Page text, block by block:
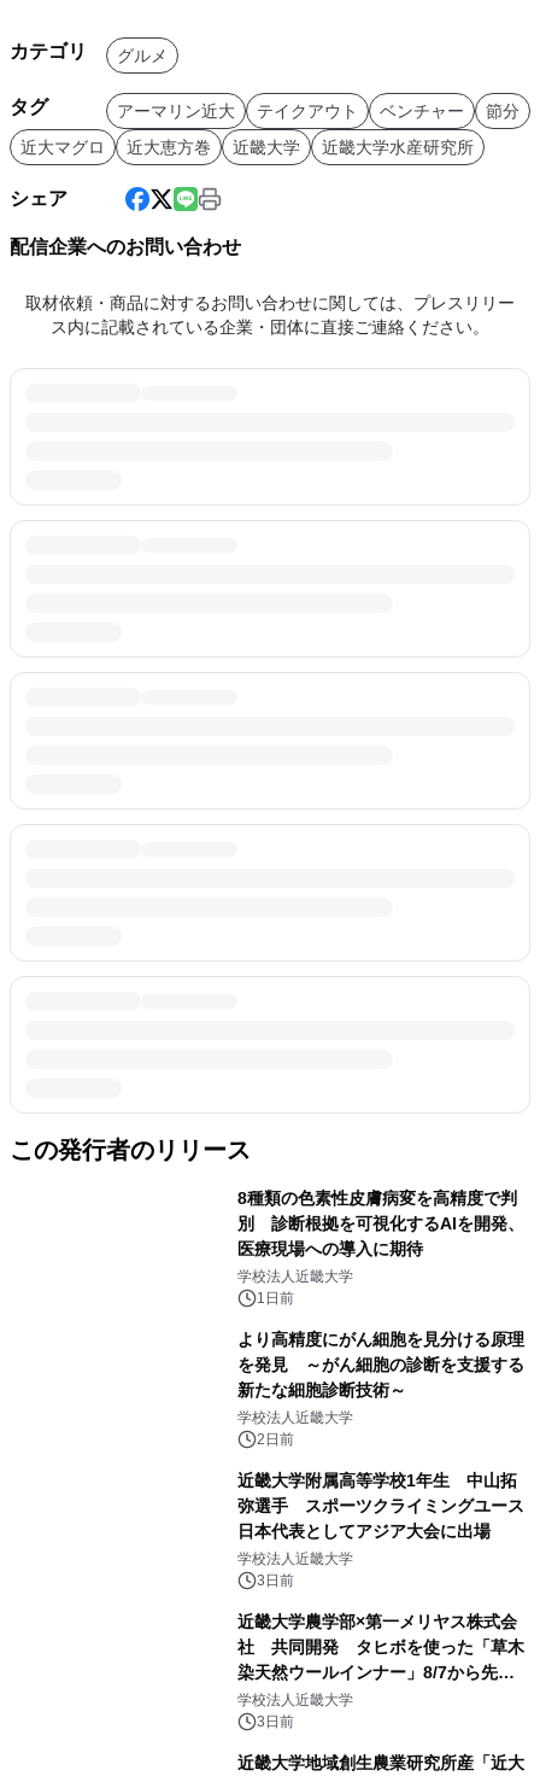
カテゴリ グルメ
タグ アーマリン近大 テイクアウト ベンチャー
節分
近大マグロ
近大恵方巻 近畿大学 近畿大学水産研究所
シェア
配信企業へのお問い合わせ
取材依頼・商品に対するお問い合わせに関しては、プレスリリー
ス内に記載されている企業・団体に直接ご連絡ください。
この発行者のリリース
8種類の色素性皮膚病変を高精度で判
別 診断根拠を可視化するAIを開発、
医療現場への導入に期待
学校法人近畿大学
1日前
より高精度にがん細胞を見分ける原理
を発見 ～がん細胞の診断を支援する
新たな細胞診断技術～
学校法人近畿大学
2日前
近畿大学附属高等学校1年生 中山拓
弥選手 スポーツクライミングユース
日本代表としてアジア大会に出場
学校法人近畿大学
3日前
近畿大学農学部×第一メリヤス株式会
社 共同開発 タヒボを使った「草木
染天然ウールインナー」8/7から先行
販売
学校法人近畿大学
3日前
近畿大学地域創生農業研究所産「近大